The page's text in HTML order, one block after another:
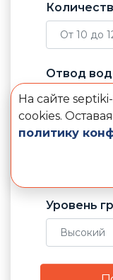
Отвод
Уровень
На сайте
cookies.
политику